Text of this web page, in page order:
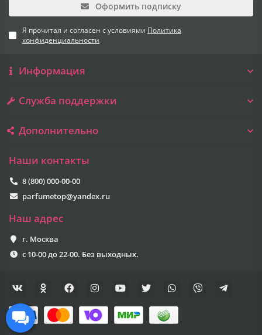
Оформить подписку
Я прочитал и согласен с условиями Политика
конфиденциальности
Информация
Служба поддержки
Дополнительно
Наши контакты
8 (800) 000-00-00
parfumetop@yandex.ru
Наш адрес
г. Москва
с 10-00 до 22-00. Без выходных.